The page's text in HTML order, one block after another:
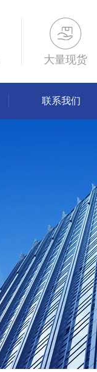
大量现货
联系我们